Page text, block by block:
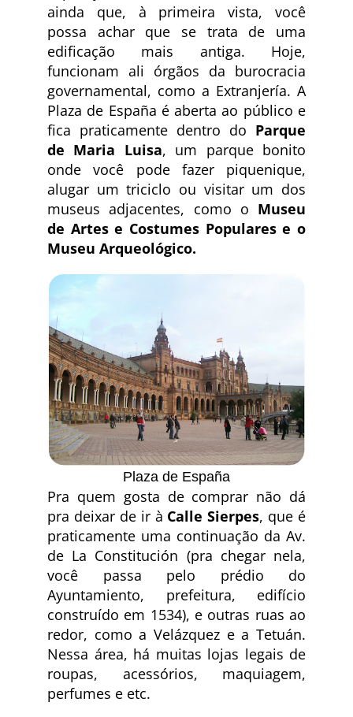
ainda que, à primeira vista, você
possa achar que se trata de uma
edificação mais antiga. Hoje,
funcionam ali órgãos da burocracia
governamental, como a Extranjería. A
Plaza de España é aberta ao público e
fica praticamente dentro do Parque
de Maria Luisa, um parque bonito
onde você pode fazer piquenique,
alugar um triciclo ou visitar um dos
museus adjacentes, como o Museu
de Artes e Costumes Populares e o
Museu Arqueológico.
Plaza de España
Pra quem gosta de comprar não dá
pra deixar de ir à Calle Sierpes, que é
praticamente uma continuação da Av.
de La Constitución (pra chegar nela,
você passa pelo prédio do
Ayuntamiento, prefeitura, edifício
construído em 1534), e outras ruas ao
redor, como a Velázquez e a Tetuán.
Nessa área, há muitas lojas legais de
roupas, acessórios, maquiagem,
perfumes e etc.